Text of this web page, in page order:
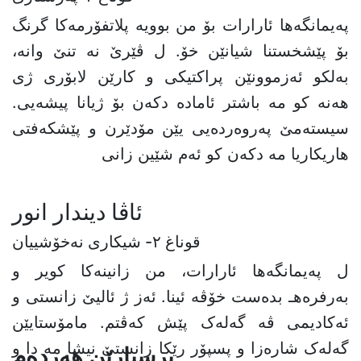
پەیمانگەها ئارارات بۆ من بوویە پلاتفۆرمەکا گرنگ
بۆ پێشخستنا شیانێن خۆ. ل ڤێرێ نە تنێ وانە،
بەلکو ئەزموونێن پراکتیکی و کارێن لابۆری ژی
هەنە کو مە باشتر ئامادە دکەن بۆ ژیانا پیشەیی.
سیستەمێ پەروەردەیی یێن مۆدێرن و پێشکەفتی
هاریکاریا مە دکەن کو ئەم شێین زانی
ئاڤا ديندار انور
قوناغ ٢- شیکارى نەخۆشییان
ل پەیمانگەها ئارارات، من زانینەکا کویر و
بەرفرەهـ بدەست خۆڤە ئینا. ئەز ژ ئالیێ زانستی و
ئەکادیمی ڤە گەلەک پێش کەڤتم. مامۆستایێن
گەلەک شارەزا و پسپۆر رێکا زانستێ نیشا مە دا و